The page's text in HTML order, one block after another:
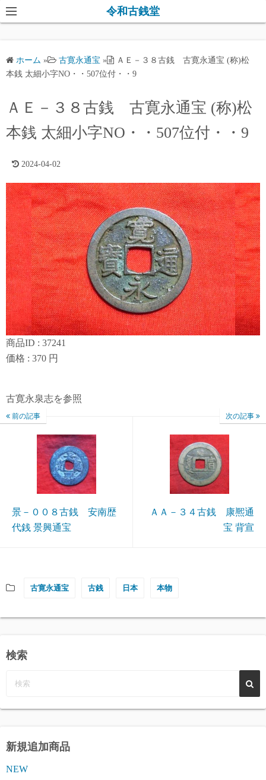
コ
ン
ッ
令和古銭堂
ホーム » 古寛永通宝 »
ＡＥ－３８古銭 古寛永通宝 (称)松
本銭 太細小字NO・・507位付・・9
ＡＥ－３８古銭 古寛永通宝 (称)松
本銭 太細小字NO・・507位付・・9
2024-04-02
商品ID : 37241
価格 : 370 円
古寛永泉志を参照
前の記事
景－００８古銭 安南歴
代銭 景興通宝
次の記事
ＡＡ－３４古銭 康熈通
宝 背宣
古寛永通宝 古銭 日本 本物
検索
新規追加商品
NEW